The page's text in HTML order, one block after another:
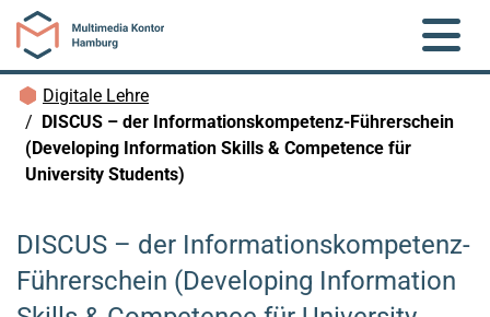
Zum Hauptinhalt springen
Brotkrümelnavigation
Digitale Lehre
DISCUS – der Informationskompetenz-Führerschein
(Developing Information Skills & Competence für
University Students)
DISCUS – der Informationskompetenz-
Führerschein (Developing Information